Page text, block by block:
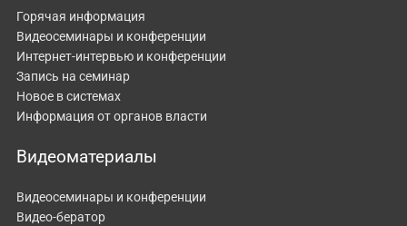
Горячая информация
Видеосеминары и конференции
Интернет-интервью и конференции
Запись на семинар
Новое в системах
Информация от органов власти
Видеоматериалы
Видеосеминары и конференции
Видео-бератор